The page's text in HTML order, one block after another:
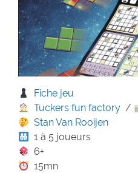
Fiche jeu
Tuckers fun factory /
Stan Van Rooijen
1 à 5 joueurs
6+
15mn